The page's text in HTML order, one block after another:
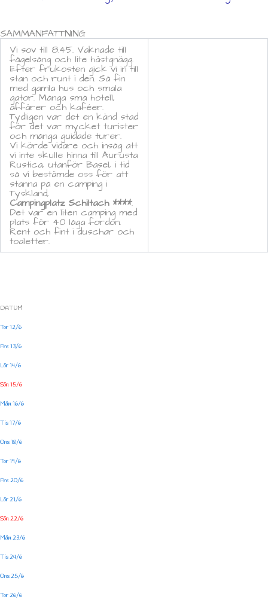
SAMMANFATTNING
Vi sov till 8.45. Vaknade till
fågelsång och lite hästgnägg.
Efter frukosten gick vi in till
stan och runt i den. Så fin
med gamla hus och smala
gator. Många små hotell,
affärer och kaféer.
Tydligen var det en känd stad
för det var mycket turister
och många guidade turer.
Vi körde vidare och insåg att
vi inte skulle hinna till Aurusta
Rustica, utanför Basel, i tid
så vi bestämde oss för att
stanna på en camping i
Tyskland,
Campingplatz Schiltach ****.
Det var en liten camping med
plats för 40 låga fordon.
Rent och fint i duschar och
toaletter.
DATUM
Tor 12/6
Fre 13/6
Lör 14/6
Sön 15/6
Mån 16/6
Tis 17/6
Ons 18/6
Tor 19/6
Fre 20/6
Lör 21/6
Sön 22/6
Mån 23/6
Tis 24/6
Ons 25/6
Tor 26/6